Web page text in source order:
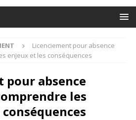
Licenciement pour absence
enjeux et les conséquences
pour absence
les